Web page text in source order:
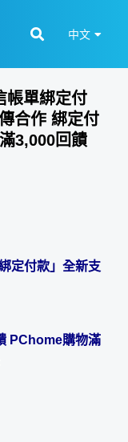
中文
帳單綁定付
合作 綁定付
3,000回饋
定付款」全新支
PChome購物滿